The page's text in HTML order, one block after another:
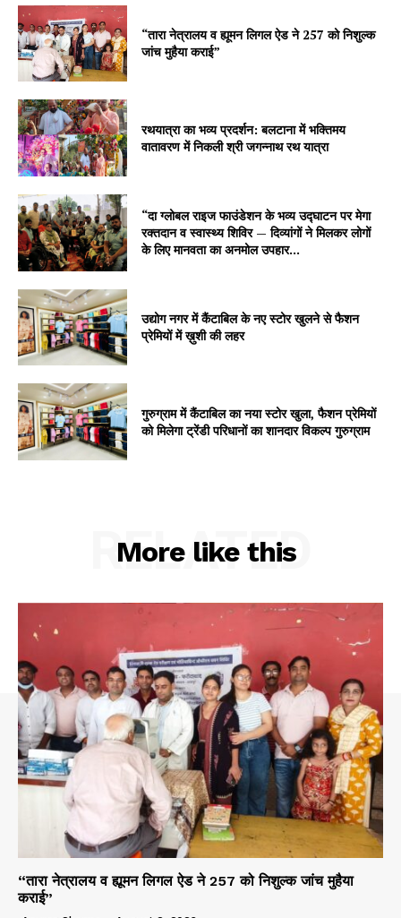
“तारा नेत्रालय व ह्यूमन लिगल ऐड ने 257 को निशुल्क
जांच मुहैया कराई”
रथयात्रा का भव्य प्रदर्शन: बलटाना में भक्तिमय
वातावरण में निकली श्री जगन्नाथ रथ यात्रा
“दा ग्लोबल राइज फाउंडेशन के भव्य उद्घाटन पर मेगा
रक्तदान व स्वास्थ्य शिविर — दिव्यांगों ने मिलकर लोगों
के लिए मानवता का अनमोल उपहार...
उद्योग नगर में कैंटाबिल के नए स्टोर खुलने से फैशन
प्रेमियों में ख़ुशी की लहर
गुरुग्राम में कैंटाबिल का नया स्टोर खुला, फैशन प्रेमियों
को मिलेगा ट्रेंडी परिधानों का शानदार विकल्प गुरुग्राम
More like this
RELATED
“तारा नेत्रालय व ह्यूमन लिगल ऐड ने 257 को निशुल्क जांच मुहैया
कराई”